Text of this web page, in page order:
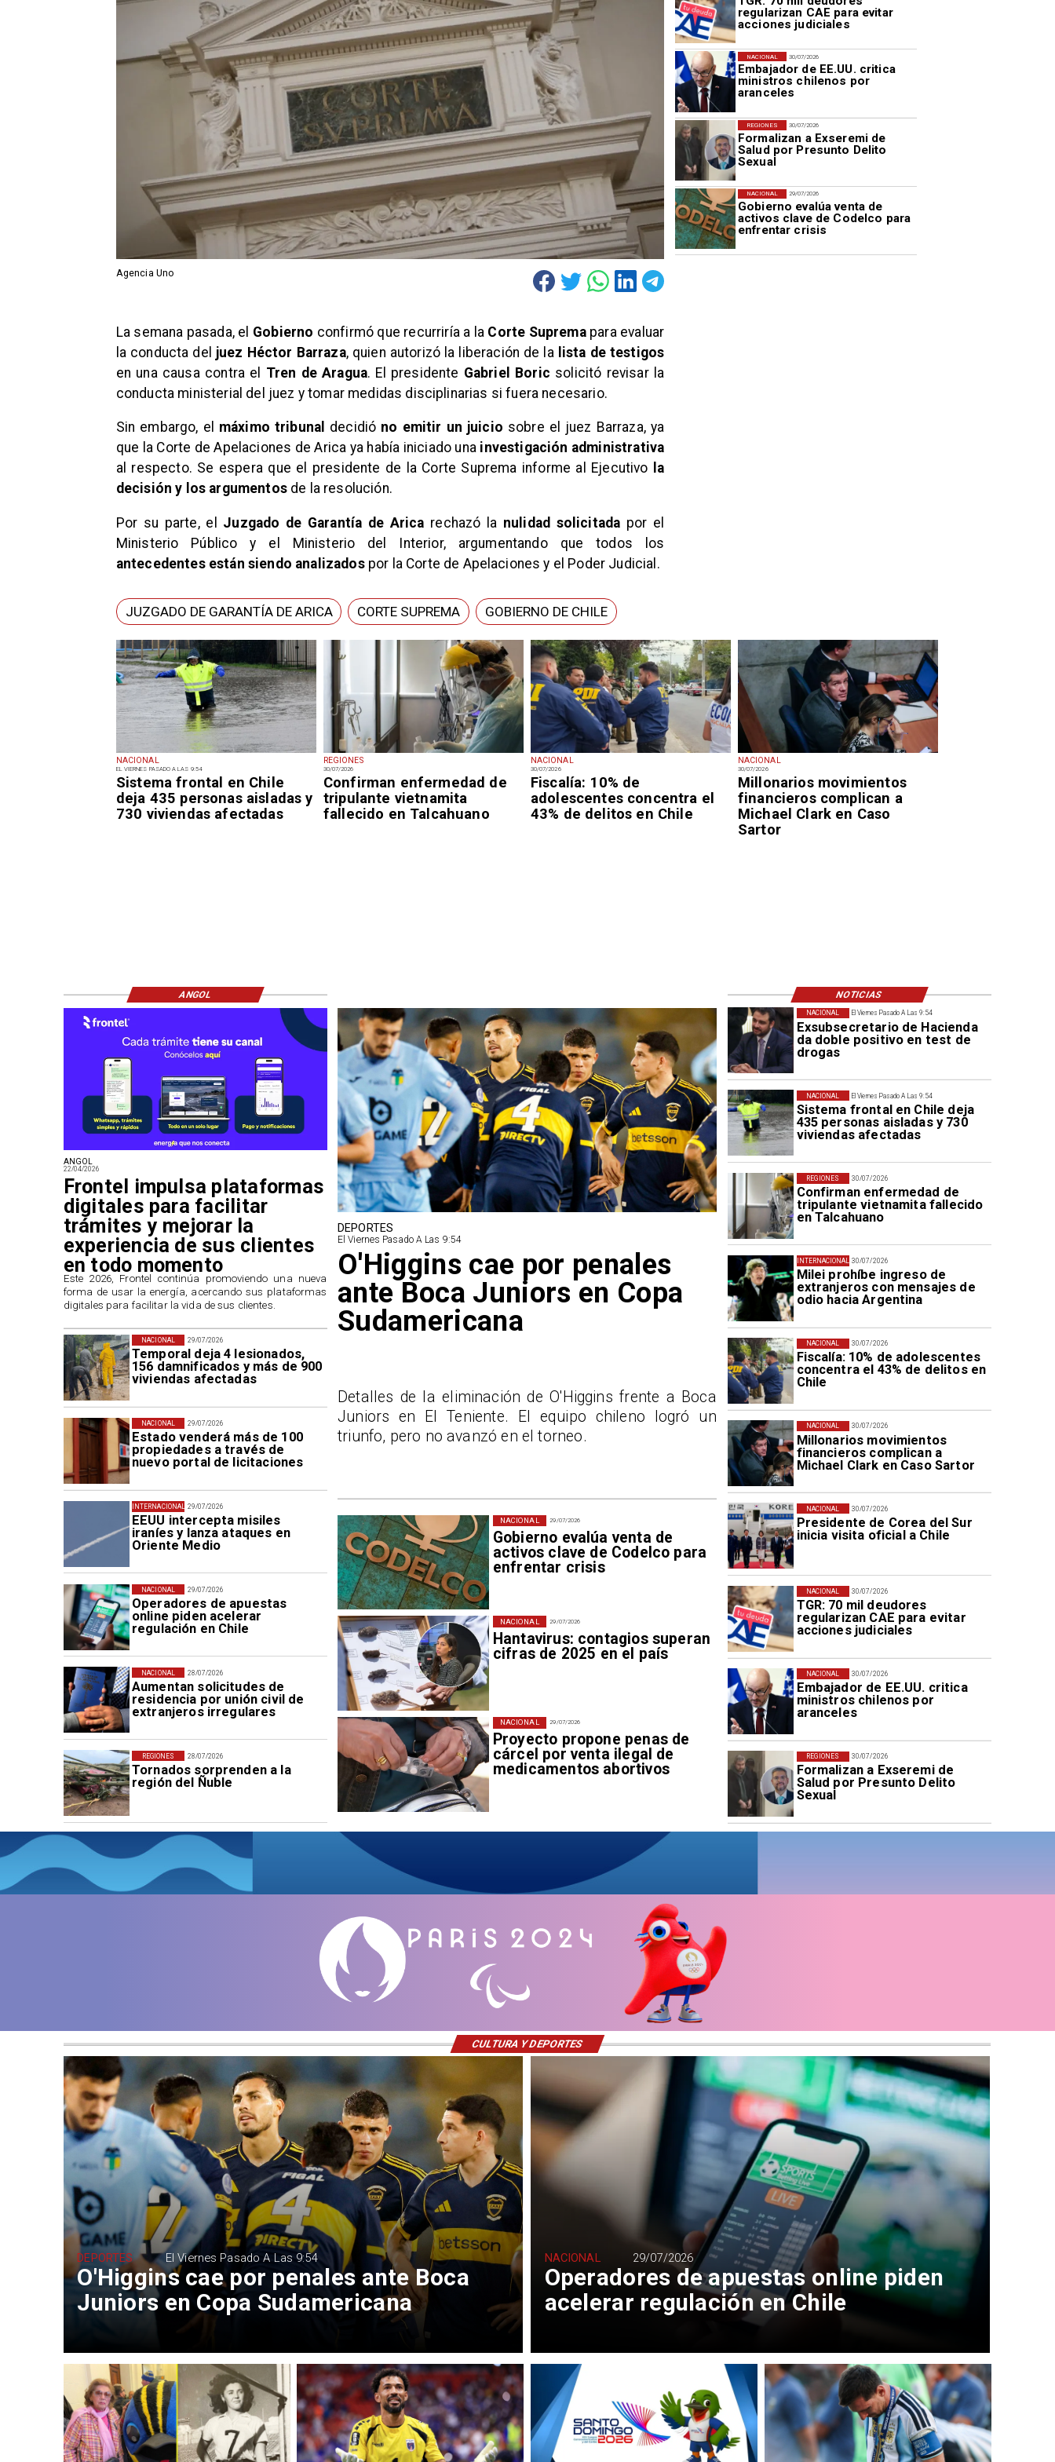
Agencia Uno
NACIONAL
EL VIERNES PASADO A LAS 9:54
Sistema frontal en Chile
deja 435 personas aisladas y
730 viviendas afectadas
REGIONES
30/07/2026
Confirman enfermedad de
tripulante vietnamita
fallecido en Talcahuano
NACIONAL
30/07/2026
Fiscalía: 10% de
adolescentes concentra el
43% de delitos en Chile
NACIONAL
30/07/2026
Millonarios movimientos
financieros complican a
Michael Clark en Caso
Sartor
regularizan CAE para evitar
acciones judiciales
30/07/2026
Embajador de EE.UU. critica
ministros chilenos por
aranceles
NACIONAL
30/07/2026
Formalizan a Exseremi de
Salud por Presunto Delito
Sexual
REGIONES
29/07/2026
Gobierno evalúa venta de
activos clave de Codelco para
enfrentar crisis
NACIONAL
La semana pasada, el Gobierno confirmó que recurriría a la Corte Supremapara evaluar
la conducta del juez Héctor Barraza, quien autorizó la liberación de la lista de testigos
en una causa contra el Tren de Aragua. El presidente Gabriel Boric solicitó revisar la
conducta ministerial del juez y tomar medidas disciplinarias si fuera necesario.
Sin embargo, el máximo tribunal decidió no emitir un juicio sobre el juez Barraza, ya
que la Corte de Apelaciones de Arica ya había iniciado una investigación administrativa
al respecto. Se espera que el presidente de la Corte Suprema informe al Ejecutivo
la
decisión y los argumentos de la resolución.
Por su parte, el Juzgado de Garantía de Arica rechazó la nulidad solicitada por el
Ministerio Público y el Ministerio del Interior, argumentando que todos los
antecedentes están siendo analizadospor la Corte de Apelaciones y el Poder Judicial.
JUZGADO DE GARANTÍA DE ARICA CORTE SUPREMA GOBIERNO DE CHILE
El Viernes Pasado A Las 9:54
Exsubsecretario de Hacienda
da doble positivo en test de
drogas
NACIONAL
El Viernes Pasado A Las 9:54
Sistema frontal en Chile deja
435 personas aisladas y 730
viviendas afectadas
NACIONAL
30/07/2026
Confirman enfermedad de
tripulante vietnamita fallecido
en Talcahuano
REGIONES
30/07/2026
Milei prohíbe ingreso de
extranjeros con mensajes de
odio hacia Argentina
INTERNACIONAL
30/07/2026
Fiscalía: 10% de adolescentes
concentra el 43% de delitos en
Chile
NACIONAL
30/07/2026
Millonarios movimientos
financieros complican a
Michael Clark en Caso Sartor
NACIONAL
30/07/2026
Presidente de Corea del Sur
inicia visita oficial a Chile
NACIONAL
30/07/2026
TGR: 70 mil deudores
regularizan CAE para evitar
acciones judiciales
NACIONAL
30/07/2026
Embajador de EE.UU. critica
ministros chilenos por
aranceles
NACIONAL
30/07/2026
Formalizan a Exseremi de
Salud por Presunto Delito
Sexual
REGIONES
29/07/2026
Temporal deja 4 lesionados,
156 damnificados y más de 900
viviendas afectadas
NACIONAL
29/07/2026
Estado venderá más de 100
propiedades a través de
nuevo portal de licitaciones
NACIONAL
29/07/2026
EEUU intercepta misiles
iraníes y lanza ataques en
Oriente Medio
INTERNACIONAL
29/07/2026
Operadores de apuestas
online piden acelerar
regulación en Chile
NACIONAL
28/07/2026
Aumentan solicitudes de
residencia por unión civil de
extranjeros irregulares
NACIONAL
28/07/2026
Tornados sorprenden a la
región del Ñuble
REGIONES
29/07/2026
Gobierno evalúa venta de
activos clave de Codelco para
enfrentar crisis
NACIONAL
29/07/2026
Hantavirus: contagios superan
cifras de 2025 en el país
NACIONAL
29/07/2026
Proyecto propone penas de
cárcel por venta ilegal de
medicamentos abortivos
NACIONAL
ANGOL
22/04/2026
Frontel impulsa plataformas
digitales para facilitar
trámites y mejorar la
experiencia de sus clientes
en todo momento
​Este 2026, Frontel continúa promoviendo una nueva
forma de usar la energía, acercando sus plataformas
digitales para facilitar la vida de sus clientes.
DEPORTES
El Viernes Pasado A Las 9:54
O'Higgins cae por penales
ante Boca Juniors en Copa
Sudamericana
Detalles de la eliminación de O'Higgins frente a Boca
Juniors en El Teniente. El equipo chileno logró un
triunfo, pero no avanzó en el torneo.
ANGOL NOTICIAS
O'Higgins cae por penales ante Boca
Juniors en Copa Sudamericana
DEPORTES El Viernes Pasado A Las 9:54
Operadores de apuestas online piden
acelerar regulación en Chile
NACIONAL 29/07/2026
CULTURA Y DEPORTES